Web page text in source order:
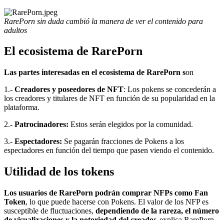
RarePorn sin duda cambió la manera de ver el contenido para
adultos
El ecosistema de RarePorn
Las partes interesadas en el ecosistema de RarePorn son
1.- Creadores y poseedores de NFT: Los pokens se concederán a
los creadores y titulares de NFT en función de su popularidad en la
plataforma.
2.- Patrocinadores: Estos serán elegidos por la comunidad.
3.- Espectadores: Se pagarán fracciones de Pokens a los
espectadores en función del tiempo que pasen viendo el contenido.
Utilidad de los tokens
Los usuarios de RarePorn podrán comprar NFPs como Fan
Token, lo que puede hacerse con Pokens. El valor de los NFP es
susceptible de fluctuaciones, dependiendo de la rareza, el número